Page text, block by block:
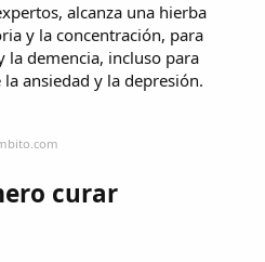
alcanza una hierba
y la concentración, para
la demencia, incluso para
ansiedad y la depresión.
curar